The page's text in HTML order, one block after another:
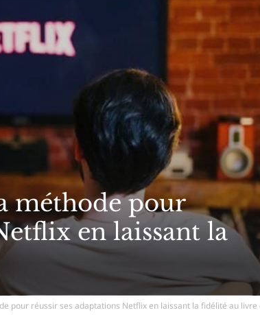
méthode pour
en laissant la
pour réussir ses adaptations Netflix en laissant la fidélité au livre